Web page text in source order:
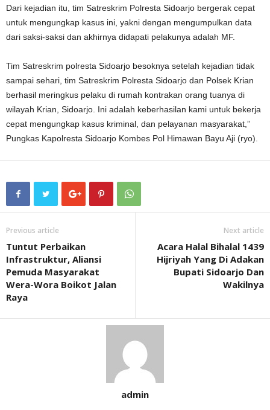
Dari kejadian itu, tim Satreskrim Polresta Sidoarjo bergerak cepat
untuk mengungkap kasus ini, yakni dengan mengumpulkan data
dari saksi-saksi dan akhirnya didapati pelakunya adalah MF.
Tim Satreskrim polresta Sidoarjo besoknya setelah kejadian tidak
sampai sehari, tim Satreskrim Polresta Sidoarjo dan Polsek Krian
berhasil meringkus pelaku di rumah kontrakan orang tuanya di
wilayah Krian, Sidoarjo. Ini adalah keberhasilan kami untuk bekerja
cepat mengungkap kasus kriminal, dan pelayanan masyarakat,”
Pungkas Kapolresta Sidoarjo Kombes Pol Himawan Bayu Aji (ryo).
Previous article
Tuntut Perbaikan
Infrastruktur, Aliansi
Pemuda Masyarakat
Wera-Wora Boikot Jalan
Raya
Next article
Acara Halal Bihalal 1439
Hijriyah Yang Di Adakan
Bupati Sidoarjo Dan
Wakilnya
admin